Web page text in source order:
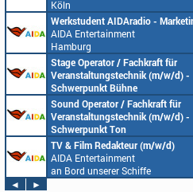
Köln
Werkstudent AIDAradio -
AIDA Entertainment
Hamburg
Stage Operator / Fachkraft für
Veranstaltungstechnik (m/w/d) -
Schwerpunkt Bühne
AIDA Entertainment
an Bord unserer Schiffe
Sound Operator / Fachkraft für
Veranstaltungstechnik (m/w/d) -
Schwerpunkt Ton
AIDA Entertainment
an Bord unserer Schiffe
TV & Film Redakteur (m/w/d)
AIDA Entertainment
an Bord unserer Schiffe
◄
►